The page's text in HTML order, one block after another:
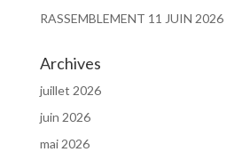
RASSEMBLEMENT 11 JUIN 2026
Archives
juillet 2026
juin 2026
mai 2026